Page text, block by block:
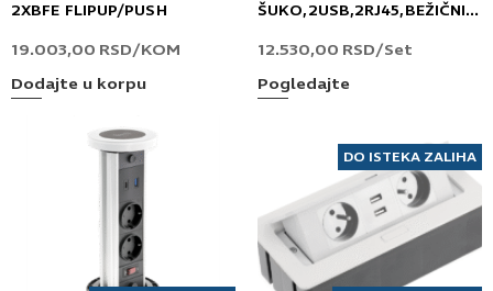
2XBFE FLIPUP/PUSH
19.003,00 RSD/KOM
Dodajte u korpu
ŠUKO,2USB,2RJ45,BEŽIČNI
12.530,00 RSD/Set
Pogledajte
DO ISTEKA ZALIHA